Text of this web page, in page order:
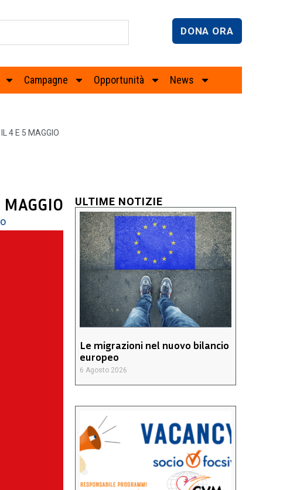
DONA ORA
Campagne Opportunità News
4 E 5 MAGGIO
ULTIME NOTIZIE
Le migrazioni nel nuovo bilancio
europeo
6 Agosto 2026